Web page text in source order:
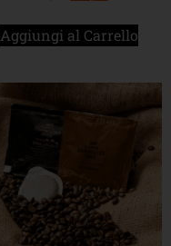
Aggiungi al Carrello